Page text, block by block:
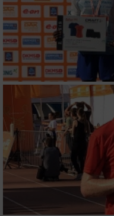
Verwendung von
personalisierter
Erstellung von Profilen
von Inhalten
Verwendung von
personalisierter Inhalte
Messung der
Messung der
Analyse von
oder Kombinationen